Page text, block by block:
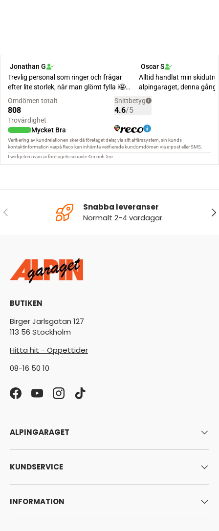
FÖREGÅENDE
Snabba leveranser
Normalt 2-4 vardagar.
BUTIKEN
Birger Jarlsgatan 127
113 56 Stockholm
Hitta hit - Öppettider
08-16 50 10
FacebookYouTubeInstagram
TikTok
ALPINGARAGET
KUNDSERVICE
INFORMATION